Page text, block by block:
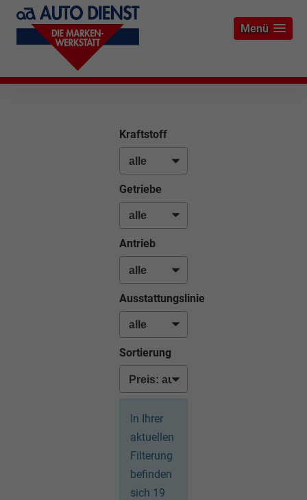
Menü
Kraftstoff
Getriebe
Antrieb
Ausstattungslinie
Sortierung
In Ihrer
aktuellen
Filterung
befinden
sich 19